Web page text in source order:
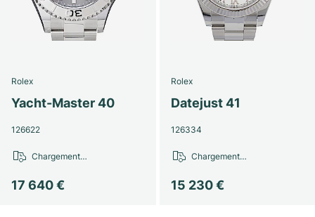
Rolex
Yacht-Master 40
126622
17 640 €
Chargement…
Rolex
Datejust 41
126334
15 230 €
Chargement…